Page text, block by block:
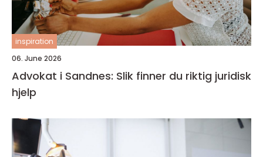
inspiration
06. June 2026
Advokat i Sandnes: Slik finner du riktig juridisk
hjelp